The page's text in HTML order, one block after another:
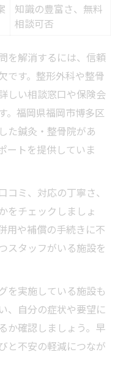
知識の豊富さ、無料
相談可否
を解消するには、信頼
です。整形外科や整骨
しい相談窓口や保険会
。福岡県福岡市博多区
た鍼灸・整骨院があ
ートを提供していま
ミ、対応の丁寧さ、
をチェックしましょ
用や補償の手続きに不
スタッフがいる施設を
を実施している施設も
、自分の症状や要望に
か確認しましょう。早
と不安の軽減につなが